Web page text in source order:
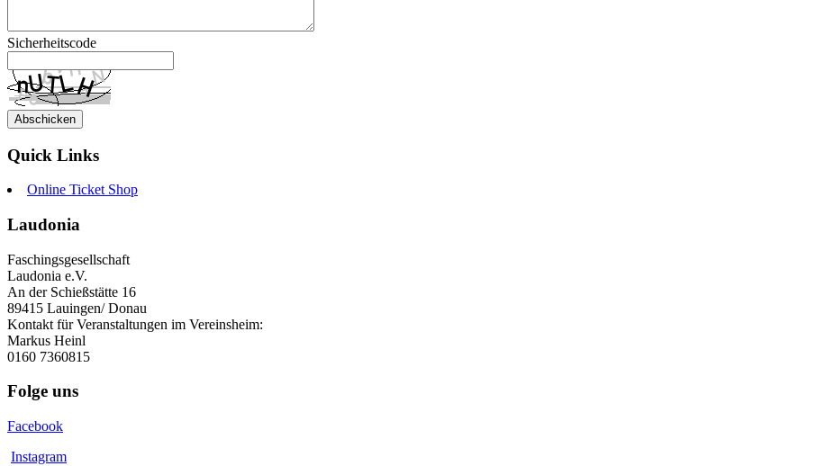
Sicherheitscode
Quick Links
Online Ticket Shop
Laudonia
Faschingsgesellschaft
Laudonia e.V.
An der Schießstätte 16
89415 Lauingen/ Donau
Kontakt für Veranstaltungen im Vereinsheim:
Markus Heinl
0160 7360815
Folge uns
Facebook
Instagram